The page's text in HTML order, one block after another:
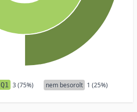
Q1 3 (75%) nem besorolt 1 (25%)